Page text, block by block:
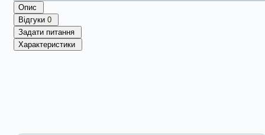
Опис
Відгуки 0
Задати питання
Характеристики